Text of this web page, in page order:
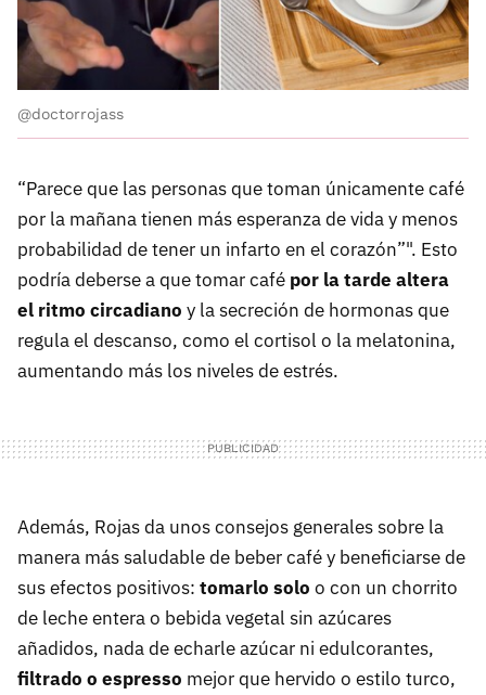
@doctorrojass
“Parece que las personas que toman únicamente café
por la mañana tienen más esperanza de vida y menos
probabilidad de tener un infarto en el corazón”". Esto
podría deberse a que tomar café por la tarde altera
el ritmo circadiano y la secreción de hormonas que
regula el descanso, como el cortisol o la melatonina,
aumentando más los niveles de estrés.
Además, Rojas da unos consejos generales sobre la
manera más saludable de beber café y beneficiarse de
sus efectos positivos: tomarlo solo o con un chorrito
de leche entera o bebida vegetal sin azúcares
añadidos, nada de echarle azúcar ni edulcorantes,
filtrado o espresso mejor que hervido o estilo turco,